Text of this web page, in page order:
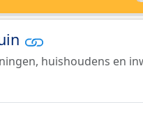
huishoudens en